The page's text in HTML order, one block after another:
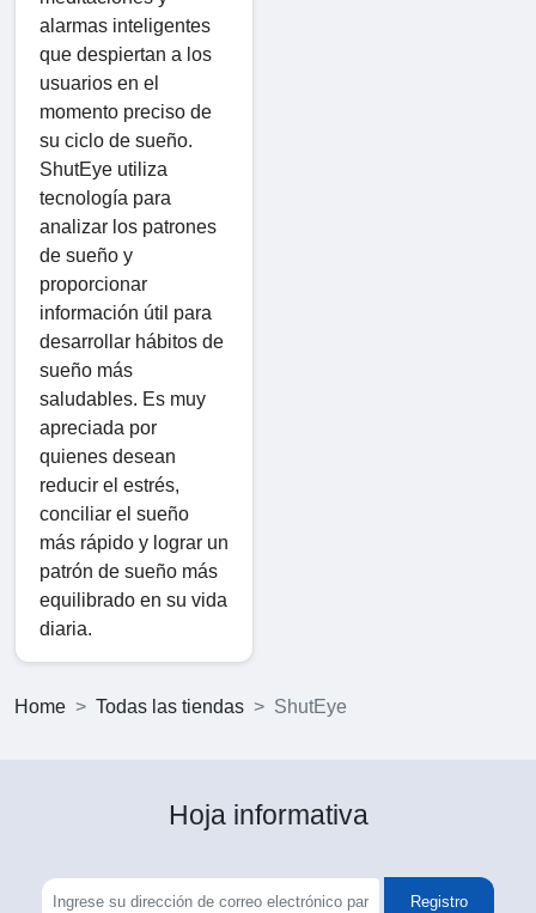
alarmas inteligentes
que despiertan a los
usuarios en el
momento preciso de
su ciclo de sueño.
ShutEye utiliza
tecnología para
analizar los patrones
de sueño y
proporcionar
información útil para
desarrollar hábitos de
sueño más
saludables. Es muy
apreciada por
quienes desean
reducir el estrés,
conciliar el sueño
más rápido y lograr un
patrón de sueño más
equilibrado en su vida
diaria.
Home Todas las tiendas ShutEye
Hoja informativa
Registro